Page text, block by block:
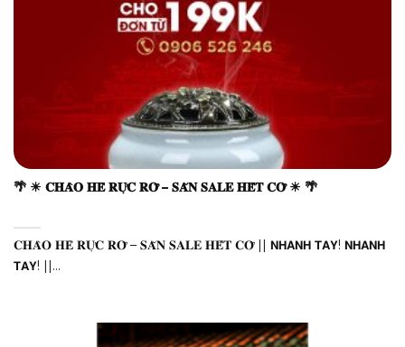
🌴 ☀ 𝐂𝐇𝐀̀𝐎 𝐇𝐄̀ 𝐑𝐔̛̣𝐂 𝐑𝐎̛̃ – 𝐒𝐀̆𝐍 𝐒𝐀𝐋𝐄 𝐇𝐄̂́𝐓 𝐂𝐎̛̃ ☀ 🌴
𝐂𝐇𝐀̀𝐎 𝐇𝐄̀ 𝐑𝐔̛̣𝐂 𝐑𝐎̛̃ – 𝐒𝐀̆𝐍 𝐒𝐀𝐋𝐄 𝐇𝐄̂́𝐓 𝐂𝐎̛̃ || 𝗡𝗛𝗔𝗡𝗛 𝗧𝗔𝗬! 𝗡𝗛𝗔𝗡𝗛
𝗧𝗔𝗬! ||...